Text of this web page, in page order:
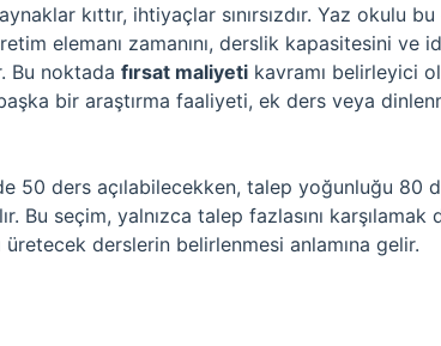
kıttır, ihtiyaçlar sınırsızdır. Yaz okulu
elemanı zamanını, derslik kapasitesini ve
Bu noktada fırsat maliyeti kavramı belirleyici
bir araştırma faaliyeti, ek ders veya
50 ders açılabilecekken, talep yoğunluğu 80
Bu seçim, yalnızca talep fazlasını karşılamak
derslerin belirlenmesi anlamına gelir.